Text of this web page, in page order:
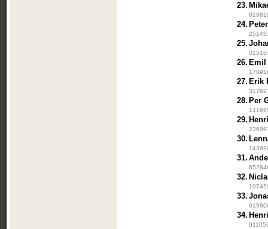
23.
24.
25.
26.
27. Erik
28. Per
29.
30.
31.
32.
33.
34.